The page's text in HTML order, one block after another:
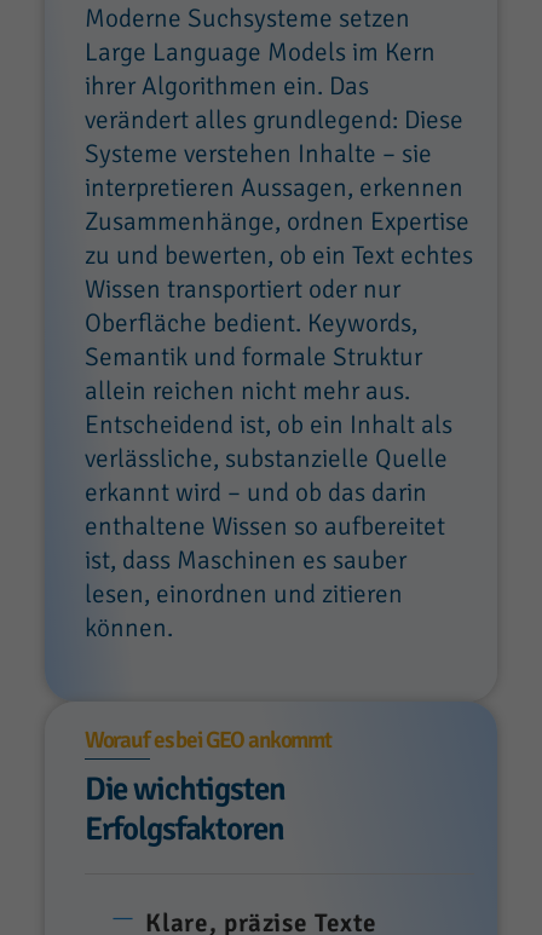
Moderne Suchsysteme setzen
Large Language Models im Kern
ihrer Algorithmen ein. Das
verändert alles grundlegend: Diese
Systeme verstehen Inhalte – sie
interpretieren Aussagen, erkennen
Zusammenhänge, ordnen Expertise
zu und bewerten, ob ein Text echtes
Wissen transportiert oder nur
Oberfläche bedient. Keywords,
Semantik und formale Struktur
allein reichen nicht mehr aus.
Entscheidend ist, ob ein Inhalt als
verlässliche, substanzielle Quelle
erkannt wird – und ob das darin
enthaltene Wissen so aufbereitet
ist, dass Maschinen es sauber
lesen, einordnen und zitieren
können.
Worauf es bei GEO ankommt
Die wichtigsten
Erfolgsfaktoren
Klare, präzise Texte